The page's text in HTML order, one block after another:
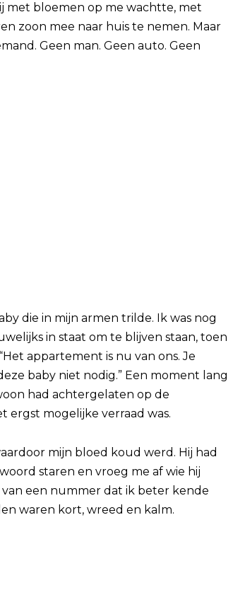
met bloemen op me wachtte, met
zoon mee naar huis te nemen. Maar
Geen man. Geen auto. Geen
die in mijn armen trilde. Ik was nog
in staat om te blijven staan, toen
appartement is nu van ons. Je
baby niet nodig.” Een moment lang
had achtergelaten op de
ergst mogelijke verraad was.
mijn bloed koud werd. Hij had
staren en vroeg me af wie hij
een nummer dat ik beter kende
waren kort, wreed en kalm.